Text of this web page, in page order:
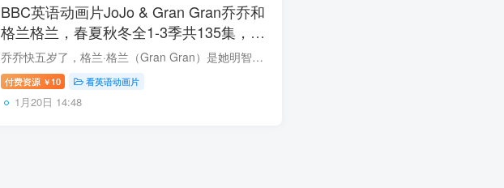
BBC英语动画片JoJo & Gran Gran乔乔和
格兰格兰，春夏秋冬全1-3季共135集，
1080P高清视频带英文字幕，百度云网盘
下载！
乔乔快五岁了，格兰·格兰（Gran Gran）是她明智又充满爱心的祖母。 他们生活在彼此附近，当JoJo来访时，Gran Gran总是有计划地做一些有趣的事情。 JoJo & Gran Gran，已经看了无数遍了。 CBeeb...
付费资源 ￥ 10 看英语动画片
1月20日 14:48